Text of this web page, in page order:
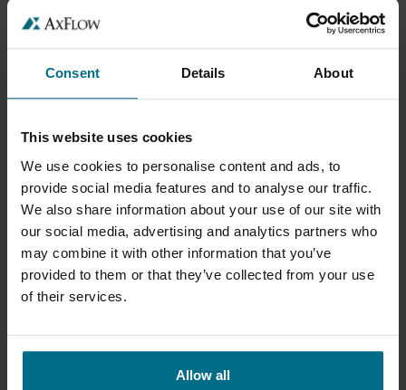
Consent Details About
This website uses cookies
We use cookies to personalise content and ads, to
provide social media features and to analyse our traffic.
We also share information about your use of our site with
our social media, advertising and analytics partners who
may combine it with other information that you’ve
provided to them or that they’ve collected from your use
of their services.
Allow all
Weitere Vorteile dieser Pumpentechnologie sind der Einsatz in
einem breiten Bereich von Druck- und
scherarme Betrieb, die Fähigkeit, korrosive und abrasive
insgesamt niedrigen Wartungskosten.
SANDPIPER HDB-PUMPEN WURDEN FÜR DEN
BETRIEB UNTER RAUEN BEDINGUNGEN ENTWICKELT,
WO GEFÄHRLICHE MEDIEN SICHER GEFÖRDERT
WERDEN MÜSSEN
Bei diesen Pumpen sind keine zusätzlichen Sicherheitsventile
erforderlich, ein Faktor, der die Vorteile einer einfachen
dass die Sandpiper aufgrund der umfassenden Modellpalette,